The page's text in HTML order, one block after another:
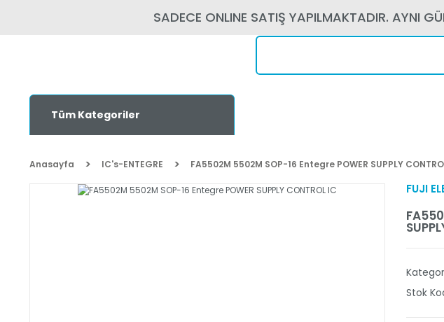
SADECE ONLINE SATIŞ YAPILMAKTADIR. AYNI
Tüm Kategoriler
Anasayfa IC's-ENTEGRE FA5502M 5502M SOP-16 Entegre POWER SUPPLY
FUJI
Stok